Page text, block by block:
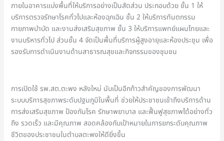
ภายในอาคารแบ่งพื้นที่ให้บริการอย่างเป็นสัดส่วน ประกอบด้วย ชั้น 1 ให้
บริการตรวจรักษาโรคทั่วไปและห้องฉุกเฉิน ชั้น 2 ให้บริการทันตกรรม
กายภาพบำบัด และงานส่งเสริมสุขภาพ ชั้น 3 ให้บริการแพทย์แผนไทยและ
งานบริหารทั่วไป ส่วนชั้น 4 จัดเป็นพื้นที่บริการผู้สูงอายุและห้องประชุม เพื่อ
รองรับการดำเนินงานด้านสาธารณสุขและกิจกรรมของชุมชน
การเปิดใช้ รพ.สต.ตะพง หลังใหม่ นับเป็นอีกก้าวสำคัญของการพัฒนา
ระบบบริการสุขภาพระดับปฐมภูมิในพื้นที่ ช่วยให้ประชาชนเข้าถึงบริการด้าน
การส่งเสริมสุขภาพ ป้องกันโรค รักษาพยาบาล และฟื้นฟูสุขภาพได้อย่างทั่ว
ถึง รวดเร็ว และมีคุณภาพ สอดคล้องกับเป้าหมายในการยกระดับคุณภาพ
ชีวิตของประชาชนในตำบลตะพงให้ดียิ่งขึ้น